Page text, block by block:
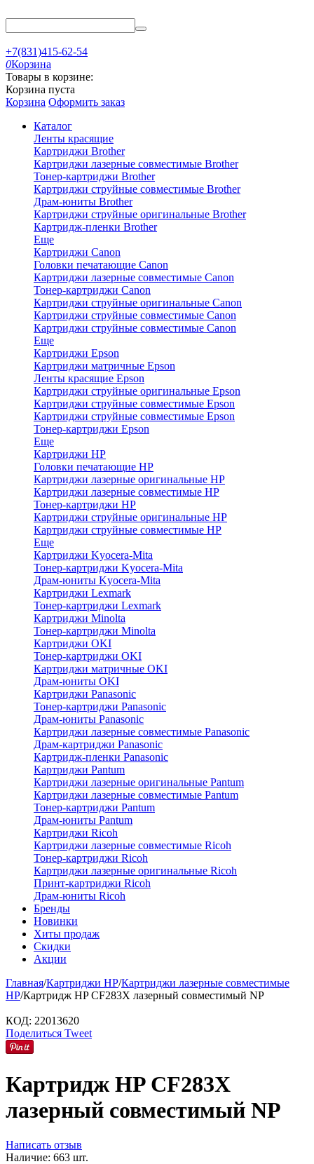
+7(831)415-62-54
0Корзина
Товары в корзине:
Корзина пуста
Корзина Оформить заказ
Каталог
Ленты красящие
Картриджи Brother
Картриджи лазерные совместимые Brother
Тонер-картриджи Brother
Картриджи струйные совместимые Brother
Драм-юниты Brother
Картриджи струйные оригинальные Brother
Картридж-пленки Brother
Еще
Картриджи Canon
Головки печатающие Canon
Картриджи лазерные совместимые Canon
Тонер-картриджи Canon
Картриджи струйные оригинальные Canon
Картриджи струйные совместимые Canon
Картриджи струйные совместимые Canon
Еще
Картриджи Epson
Картриджи матричные Epson
Ленты красящие Epson
Картриджи струйные оригинальные Epson
Картриджи струйные совместимые Epson
Картриджи струйные совместимые Epson
Тонер-картриджи Epson
Еще
Картриджи HP
Головки печатающие HP
Картриджи лазерные оригинальные HP
Картриджи лазерные совместимые HP
Тонер-картриджи HP
Картриджи струйные оригинальные HP
Картриджи струйные совместимые HP
Еще
Картриджи Kyocera-Mita
Тонер-картриджи Kyocera-Mita
Драм-юниты Kyocera-Mita
Картриджи Lexmark
Тонер-картриджи Lexmark
Картриджи Minolta
Тонер-картриджи Minolta
Картриджи OKI
Тонер-картриджи OKI
Картриджи матричные OKI
Драм-юниты OKI
Картриджи Panasonic
Тонер-картриджи Panasonic
Драм-юниты Panasonic
Картриджи лазерные совместимые Panasonic
Драм-картриджи Panasonic
Картридж-пленки Panasonic
Картриджи Pantum
Картриджи лазерные оригинальные Pantum
Картриджи лазерные совместимые Pantum
Тонер-картриджи Pantum
Драм-юниты Pantum
Картриджи Ricoh
Картриджи лазерные совместимые Ricoh
Тонер-картриджи Ricoh
Картриджи лазерные оригинальные Ricoh
Принт-картриджи Ricoh
Драм-юниты Ricoh
Бренды
Новинки
Хиты продаж
Скидки
Акции
Главная/Картриджи HP/Картриджи лазерные совместимые
HP/Картридж HP CF283X лазерный совместимый NP
КОД: 22013620
Поделиться Tweet
Картридж HP CF283X
лазерный совместимый NP
Написать отзыв
Наличие: 663 шт.